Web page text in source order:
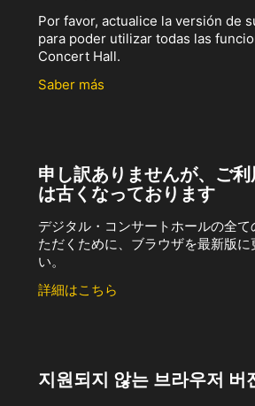
Por favor, actualice la versión de
para poder utilizar todas las
Concert Hall.
Saber más
申し訳ありませんが、ご
は古くなっております
デジタル・コンサートホールの全
ただくために、ブラウザを最新版に
い。
詳細はこちら
지원되지 않는 브라우저 버